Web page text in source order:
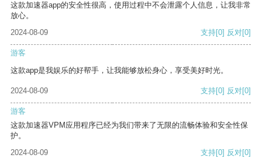
这款加速器app的安全性很高，使用过程中不会泄露个人信息，让我非常
放心。
2024-08-09
支持[0] 反对[0]
游客
这款app是我娱乐的好帮手，让我能够放松身心，享受美好时光。
2024-08-09 支持[0] 反对[0]
游客
这款加速器VPM应用程序已经为我们带来了无限的流畅体验和安全性保
护。
2024-08-09
支持[0] 反对[0]